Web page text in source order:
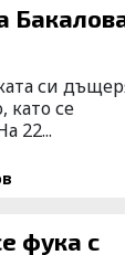
си
като се
22...
фука с